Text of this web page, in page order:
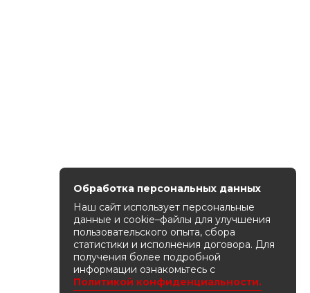
Обработка персональных данных
Наш сайт использует персональные
данные и cookie–файлы для улучшения
пользовательского опыта, сбора
статистики и исполнения договора. Для
получения более подробной
информации ознакомьтесь с
Политикой конфиденциальности.